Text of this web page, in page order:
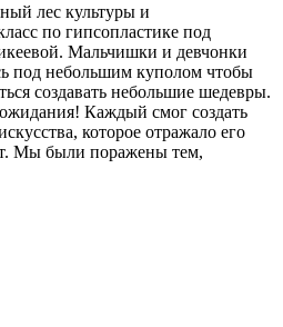
лес культуры и
по гипсопластике под
Мальчишки и девчонки
под небольшим куполом чтобы
создавать небольшие шедевры.
Каждый смог создать
которое отражало его
Мы были поражены тем,